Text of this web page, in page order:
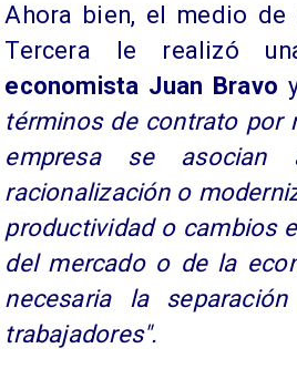
Ahora bien, el medio de
Tercera le realizó
economista Juan Bravo
términos de contrato por
empresa se asocian
racionalización o
productividad o cambios
del mercado o de la
necesaria la
trabajadores".